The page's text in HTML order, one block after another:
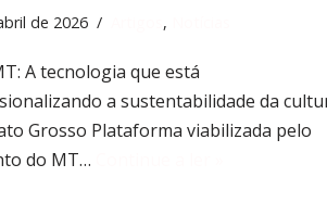
de 2026 ,
A tecnologia que está
a sustentabilidade da
Grosso Plataforma viabilizada pelo
do MT…